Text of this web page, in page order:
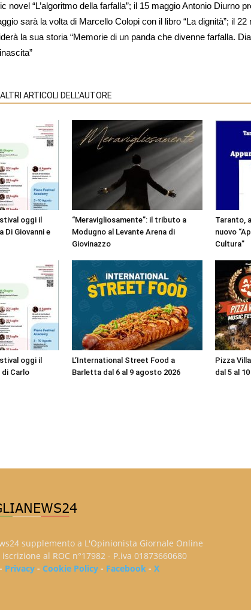
novel “L’algoritmo della farfalla”; il 15 maggio Antonio Diurno
sarà la volta di Marcello Colopi con il libro “La dignità”; il
la sua storia “Memorie di un panda che divenne farfalla.
ALTRI ARTICOLI DELL'AUTORE
oggi il
Di Giovanni e
“Meravigliosamente”: il tributo a
Modugno al Levante Arena di
Giovinazzo
Taranto,
nuovo
Cultura”
oggi il
Carlo
L’International Street Food a
Barletta dal 6 al 9 agosto 2026
Pizza
dal 5 al
supplemento a L'Opinionista Giornale Online
al ROC n°17982 - P.iva 01873660680
- Privacy - Cookie Policy - Facebook -X